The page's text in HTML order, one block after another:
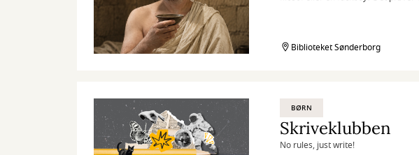
Biblioteket Sønderborg
BØRN
Skriveklubben
No rules, just write!